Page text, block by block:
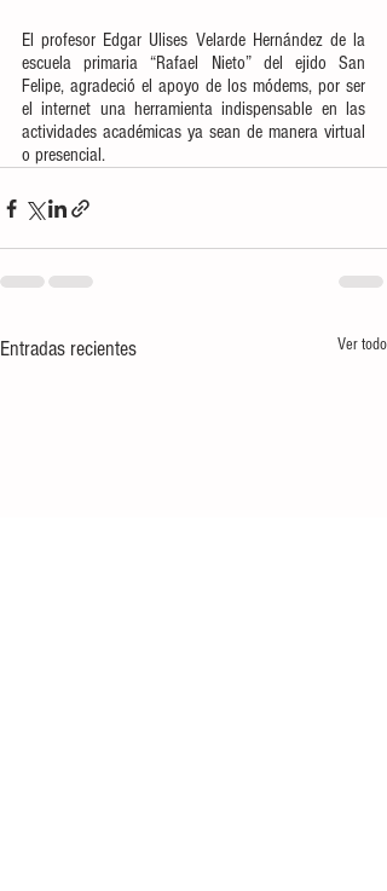
El profesor Edgar Ulises Velarde Hernández de la
escuela primaria “Rafael Nieto” del ejido San
Felipe, agradeció el apoyo de los módems, por ser
el internet una herramienta indispensable en las
actividades académicas ya sean de manera virtual
o presencial.
Entradas recientes Ver todo